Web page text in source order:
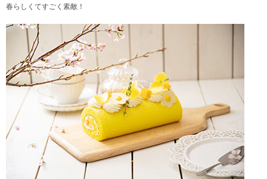
春らしくてすごく素敵！